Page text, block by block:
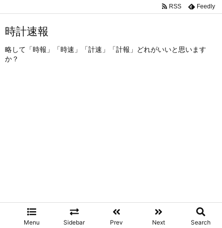
時計速報
略して「時報」「時速」「計速」「計報」どれがいいと思います
か？
Menu Sidebar Prev Next Search
RSS Feedly